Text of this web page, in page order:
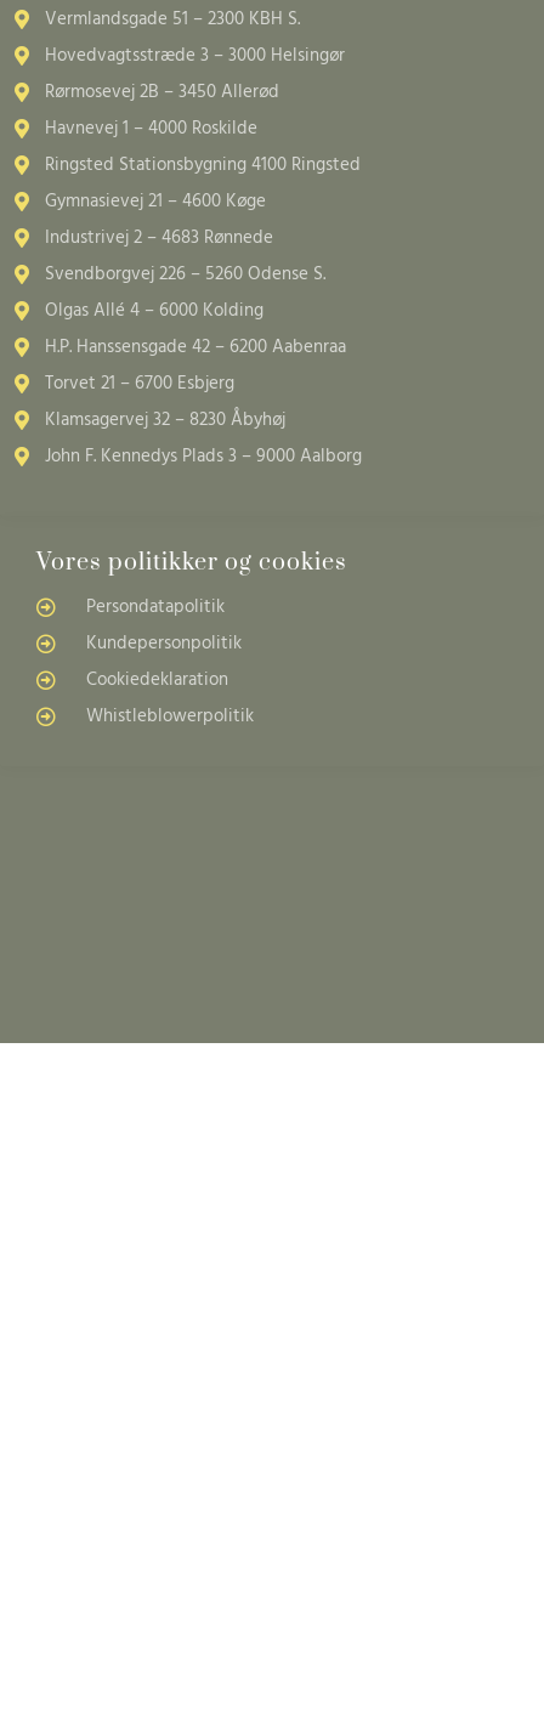
Vermlandsgade 51 – 2300 KBH S.
Hovedvagtsstræde 3 – 3000 Helsingør
Rørmosevej 2B – 3450 Allerød
Havnevej 1 – 4000 Roskilde
Ringsted Stationsbygning 4100 Ringsted
Gymnasievej 21 – 4600 Køge
Industrivej 2 – 4683 Rønnede
Svendborgvej 226 – 5260 Odense S.
Olgas Allé 4 – 6000 Kolding
H.P. Hanssensgade 42 – 6200 Aabenraa
Torvet 21 – 6700 Esbjerg
Klamsagervej 32 – 8230 Åbyhøj
John F. Kennedys Plads 3 – 9000 Aalborg
Vores politikker og cookies
Persondatapolitik
Kundepersonpolitik
Cookiedeklaration
Whistleblowerpolitik